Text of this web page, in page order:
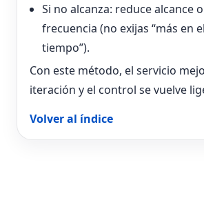
Si no alcanza: reduce alcance
frecuencia (no exijas “más en
tiempo”).
Con este método, el servicio
iteración y el control se vuelve
Volver al índice